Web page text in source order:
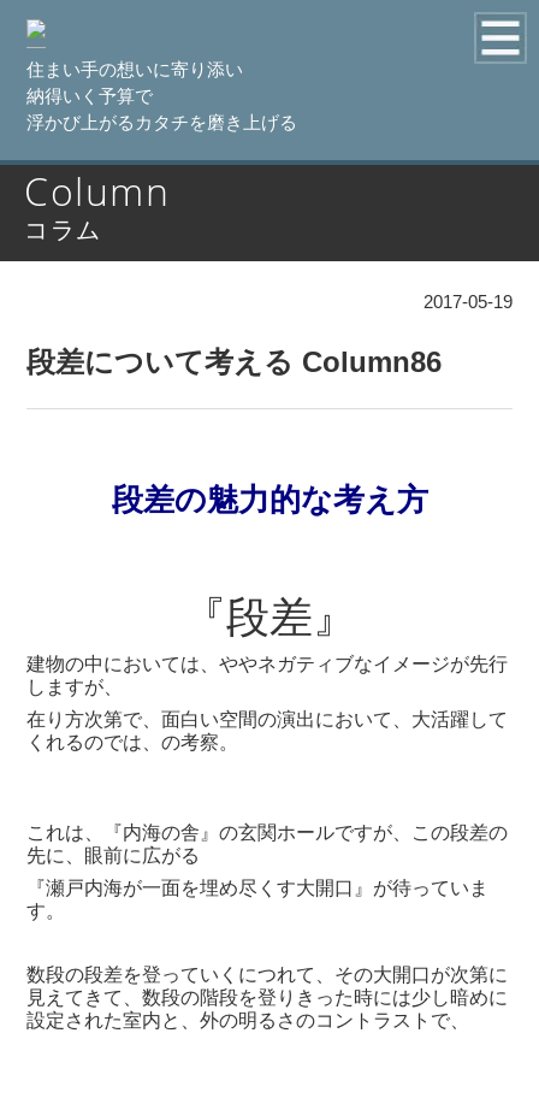
住まい手の想いに寄り添い
納得いく予算で
浮かび上がるカタチを磨き上げる
Column
コラム
2017-05-19
段差について考える Column86
段差の魅力的な考え方
『段差』
建物の中においては、ややネガティブなイメージが先行
しますが、
在り方次第で、面白い空間の演出において、大活躍して
くれるのでは、の考察。
これは、『内海の舎』の玄関ホールですが、この段差の
先に、眼前に広がる
『瀬戸内海が一面を埋め尽くす大開口』が待っていま
す。
数段の段差を登っていくにつれて、その大開口が次第に
見えてきて、数段の階段を登りきった時には少し暗めに
設定された室内と、外の明るさのコントラストで、